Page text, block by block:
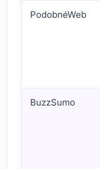
PodobnéWeb
BuzzSumo